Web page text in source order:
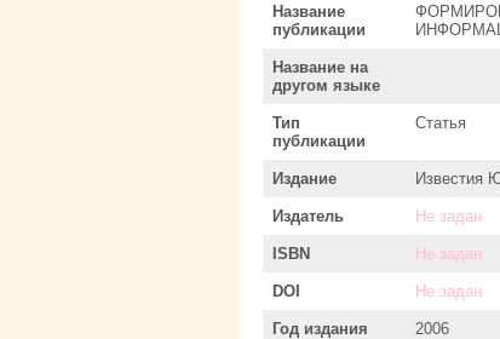
Название
публикации
Название на
другом языке
Тип
публикации
Статья
Издание Известия
Издатель Не задан
ISBN Не задан
DOI Не задан
Год издания 2006